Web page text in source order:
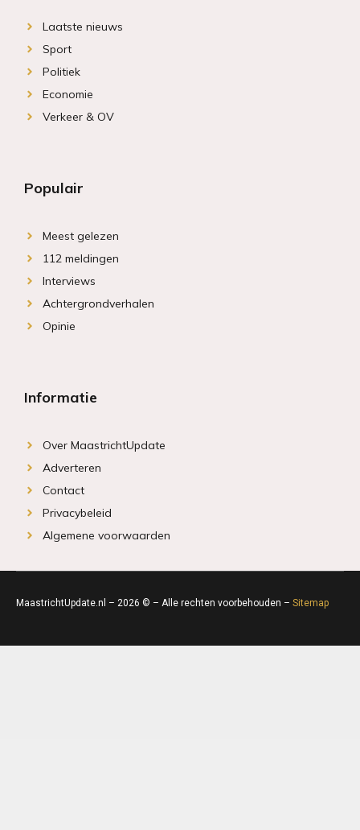
Laatste nieuws
Sport
Politiek
Economie
Verkeer & OV
Populair
Meest gelezen
112 meldingen
Interviews
Achtergrondverhalen
Opinie
Informatie
Over MaastrichtUpdate
Adverteren
Contact
Privacybeleid
Algemene voorwaarden
MaastrichtUpdate.nl – 2026 © – Alle rechten voorbehouden – Sitemap